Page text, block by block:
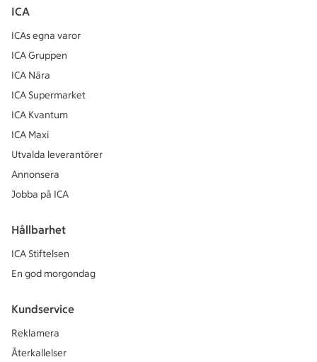
ICA
ICAs egna varor
ICA Gruppen
ICA Nära
ICA Supermarket
ICA Kvantum
ICA Maxi
Utvalda leverantörer
Annonsera
Jobba på ICA
Hållbarhet
ICA Stiftelsen
En god morgondag
Kundservice
Reklamera
Återkallelser